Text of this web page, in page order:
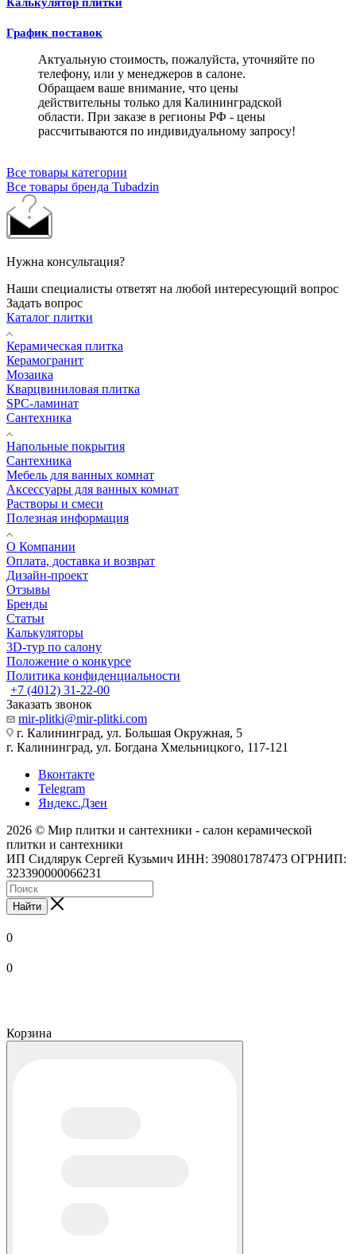
График поставок
Актуальную стоимость, пожалуйста, уточняйте по
телефону, или у менеджеров в салоне.
Обращаем ваше внимание, что цены
действительны только для Калининградской
области. При заказе в регионы РФ - цены
рассчитываются по индивидуальному запросу!
Все товары категории
Все товары бренда Tubadzin
Нужна консультация?
Наши специалисты ответят на любой интересующий вопрос
Задать вопрос
Каталог плитки
Керамическая плитка
Керамогранит
Мозаика
Кварцвиниловая плитка
SPC-ламинат
Сантехника
Напольные покрытия
Сантехника
Мебель для ванных комнат
Аксессуары для ванных комнат
Растворы и смеси
Полезная информация
О Компании
Оплата, доставка и возврат
Дизайн-проект
Отзывы
Бренды
Статьи
Калькуляторы
3D-тур по салону
Положение о конкурсе
Политика конфиденциальности
+7 (4012) 31-22-00
Заказать звонок
mir-plitki@mir-plitki.com
г. Калининград, ул. Большая Окружная, 5
г. Калининград, ул. Богдана Хмельницкого, 117-121
Вконтакте
Telegram
Яндекс.Дзен
2026 © Мир плитки и сантехники - салон керамической
плитки и сантехники
ИП Сидлярук Сергей Кузьмич ИНН: 390801787473 ОГРНИП:
323390000066231
Найти
0
0
Корзина